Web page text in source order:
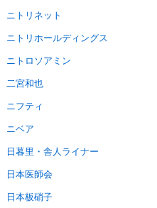
ニトリネット
ニトリホールディングス
ニトロソアミン
二宮和也
ニフティ
ニベア
日暮里・舎人ライナー
日本医師会
日本板硝子